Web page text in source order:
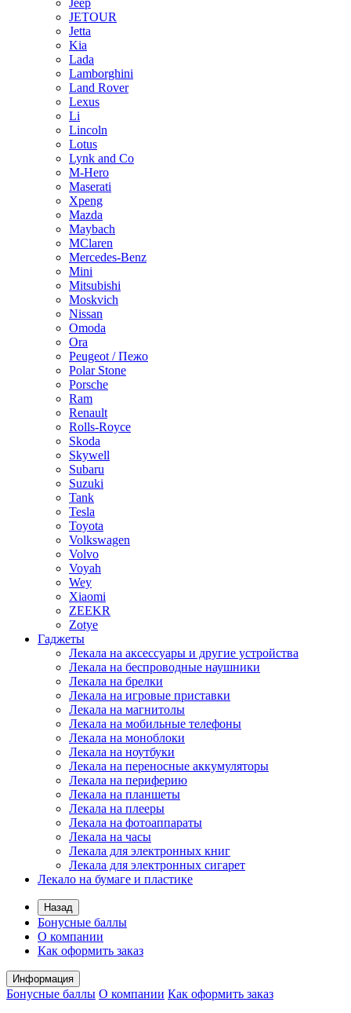
Jeep
JETOUR
Jetta
Kia
Lada
Lamborghini
Land Rover
Lexus
Li
Lincoln
Lotus
Lynk and Co
M-Hero
Maserati
Xpeng
Mazda
Maybach
MClaren
Mercedes-Benz
Mini
Mitsubishi
Moskvich
Nissan
Omoda
Ora
Peugeot / Пежо
Polar Stone
Porsche
Ram
Renault
Rolls-Royce
Skoda
Skywell
Subaru
Suzuki
Tank
Tesla
Toyota
Volkswagen
Volvo
Voyah
Wey
Xiaomi
ZEEKR
Zotye
Гаджеты
Лекала на аксессуары и другие устройства
Лекала на беспроводные наушники
Лекала на брелки
Лекала на игровые приставки
Лекала на магнитолы
Лекала на мобильные телефоны
Лекала на моноблоки
Лекала на ноутбуки
Лекала на переносные аккумуляторы
Лекала на периферию
Лекала на планшеты
Лекала на плееры
Лекала на фотоаппараты
Лекала на часы
Лекала для электронных книг
Лекала для электронных сигарет
Лекало на бумаге и пластике
Назад
Бонусные баллы
О компании
Как оформить заказ
Информация
Бонусные баллы О компании Как оформить заказ